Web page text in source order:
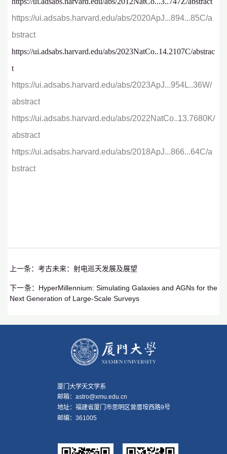
https://ui.adsabs.harvard.edu/abs/2020ApJ...894...85C/a
bstract
https://ui.adsabs.harvard.edu/abs/2023NatCo..14.2107C/abstrac
t
https://ui.adsabs.harvard.edu/abs/2023ApJ...954L..36W/
abstract
https://ui.adsabs.harvard.edu/abs/2022NatCo..13.7680K/
abstract
https://ui.adsabs.harvard.edu/abs/2018ApJ...866...64C/a
bstract
上一条：考古未来：射电巡天发展及展望
下一条： HyperMillennium: Simulating Galaxies and AGNs for the
Next Generation of Large-Scale Surveys
厦门大学天文学系
邮箱：astro@xmu.edu.cn
地址：福建省厦门市思明区曾厝垵西路9号
邮编：361005